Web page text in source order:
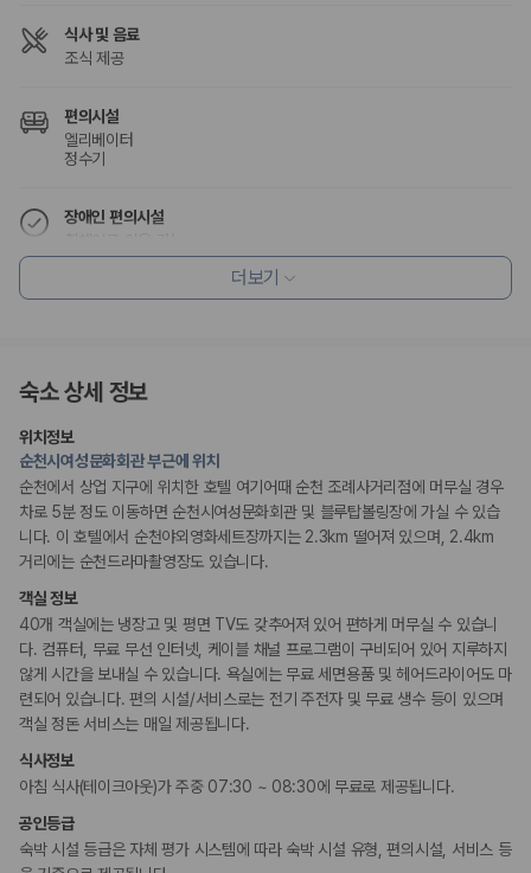
일반자차:사고 발생 시 일정 금액의 면책금이 발생할 수 있습니다.
슈퍼자차:더 높은 보장 조건을 원하는 사용자에게 적합합니다.
2000만 고객이 선택한 렌트카 가격비교 플랫폼
카모아는 제주렌트카부터 국내·해외 렌트카까지 비교할 수 있는 렌트카 가
예약 가능 차량
67,123 대
1,829
제주렌트카 가격비교 자주 묻는 질문
Q. 제주렌트카 가격비교는 카모아에서 어떻게 하나요?
A. 대여일, 반납일, 인수 지역을 선택하면 제주도 렌트카 업체별 가격, 차종,
보험 조건, 예약 가능 차량을 한 번에 비교할 수 있습니다.
Q. 제주 렌트카 최저가는 무엇을 기준으로 비교해야 하나요?
Q. 제주공항 근처 렌트카도 비교할 수 있나요?
Q. 제주 렌트카 가격비교 시 보험도 함께 비교할 수 있나요?
Q. 가족 여행에는 어떤 제주 렌트카를 비교해야 하나요?
제주렌트카 가격비교 주요 링크
제주도 렌트카 실시간 최저가 가격비교
국내 렌트카 가격비교
해외 렌트카 가격비교
식사 및 음료
조식 제공
편의시설
엘리베이터
정수기
장애인 편의시설
흡연 시설
더보기
숙소 상세 정보
위치정보
순천시여성문화회관 부근에 위치
순천에서 상업 지구에 위치한 호텔 여기어때 순천 조례사거리점에 머무실 경우
차로 5분 정도 이동하면 순천시여성문화회관 및 블루탑볼링장에 가실 수 있습
니다. 이 호텔에서 순천야외영화세트장까지는 2.3km 떨어져 있으며, 2.4km
거리에는 순천드라마촬영장도 있습니다.
객실 정보
40개 객실에는 냉장고 및 평면 TV도 갖추어져 있어 편하게 머무실 수 있습니
다. 컴퓨터, 무료 무선 인터넷, 케이블 채널 프로그램이 구비되어 있어 지루하지
않게 시간을 보내실 수 있습니다. 욕실에는 무료 세면용품 및 헤어드라이어도 마
련되어 있습니다. 편의 시설/서비스로는 전기 주전자 및 무료 생수 등이 있으며
객실 정돈 서비스는 매일 제공됩니다.
식사정보
아침 식사(테이크아웃)가 주중 07:30 ~ 08:30에 무료로 제공됩니다.
공인등급
숙박 시설 등급은 자체 평가 시스템에 따라 숙박 시설 유형, 편의시설, 서비스 등